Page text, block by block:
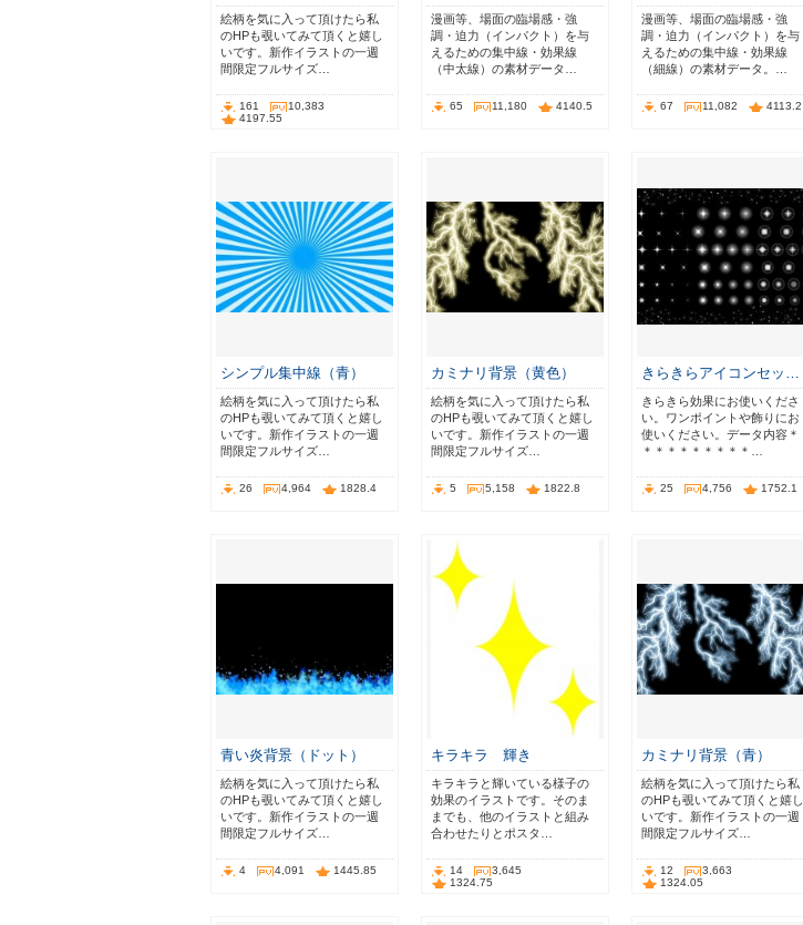
絵柄を気に入って頂けたら私
のHPも覗いてみて頂くと嬉し
いです。新作イラストの一週
間限定フルサイズ…
161
10,383
4197.55
漫画等、場面の臨場感・強
調・迫力（インパクト）を与
えるための集中線・効果線
（中太線）の素材データ…
65 11,180 4140.5
漫画等、場面の臨場感・強
調・迫力（インパクト）を与
えるための集中線・効果線
（細線）の素材データ。…
67 11,082 4113.2
シンプル集中線（青）
絵柄を気に入って頂けたら私
のHPも覗いてみて頂くと嬉し
いです。新作イラストの一週
間限定フルサイズ…
26 4,964 1828.4
カミナリ背景（黄色）
絵柄を気に入って頂けたら私
のHPも覗いてみて頂くと嬉し
いです。新作イラストの一週
間限定フルサイズ…
5 5,158 1822.8
きらきらアイコンセッ…
きらきら効果にお使いくださ
い。ワンポイントや飾りにお
使いください。データ内容＊
＊＊＊＊＊＊＊＊＊…
25 4,756 1752.1
青い炎背景（ドット）
絵柄を気に入って頂けたら私
のHPも覗いてみて頂くと嬉し
いです。新作イラストの一週
間限定フルサイズ…
4 4,091 1445.85
キラキラ 輝き
キラキラと輝いている様子の
効果のイラストです。そのま
までも、他のイラストと組み
合わせたりとポスタ…
14
3,645
1324.75
カミナリ背景（青）
絵柄を気に入って頂けたら私
のHPも覗いてみて頂くと嬉し
いです。新作イラストの一週
間限定フルサイズ…
12
3,663
1324.05